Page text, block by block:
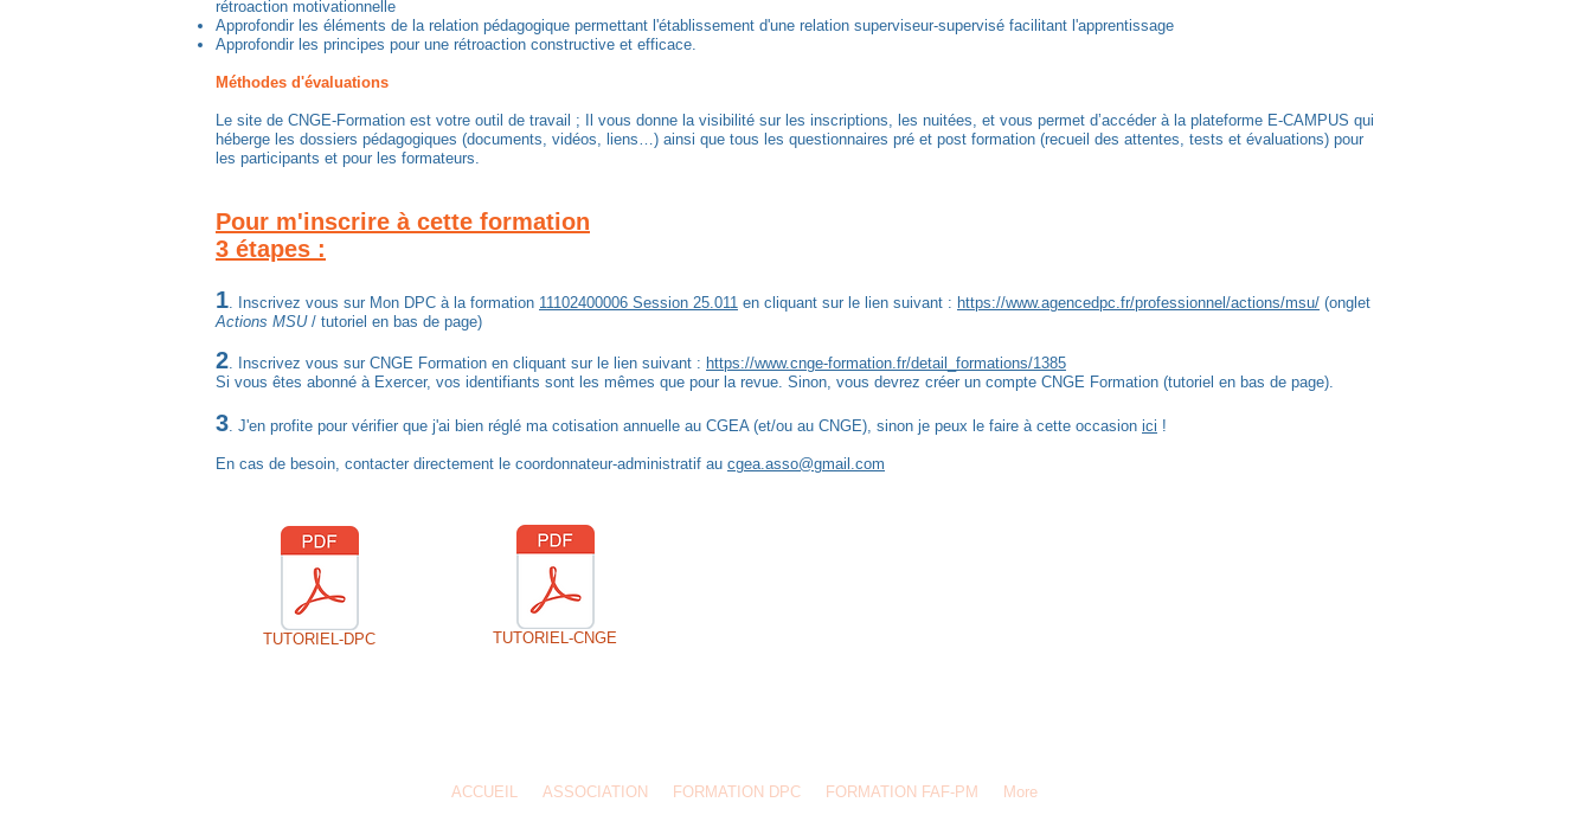
rétroaction motivationnelle
Approfondir les éléments de la relation pédagogique permettant l'établissement d'une relation superviseur-supervisé facilitant l'apprentissage
Approfondir les principes pour une rétroaction constructive et efficace.
Méthodes d'évaluations
Le site de CNGE-Formation est votre outil de travail ; Il vous donne la visibilité sur les inscriptions, les nuitées, et vous permet d’accéder à la plateforme E-CAMPUS qui
héberge les dossiers pédagogiques (documents, vidéos, liens…) ainsi que tous les questionnaires pré et post formation (recueil des attentes, tests et évaluations) pour
les participants et pour les formateurs.
Pour m'inscrire à cette formation
3 étapes :
1. Inscrivez vous sur Mon DPC à la formation 11102400006 Session 25.011 en cliquant sur le lien suivant : https://www.agencedpc.fr/professionnel/actions/msu/ (onglet
Actions MSU/ tutoriel en bas de page)
2. Inscrivez vous sur CNGE Formation en cliquant sur le lien suivant : https://www.cnge-formation.fr/detail_formations/1385
Si vous êtes abonné à Exercer, vos identifiants sont les mêmes que pour la revue. Sinon, vous devrez créer un compte CNGE Formation (tutoriel en bas de page).
3. J'en profite pour vérifier que j'ai bien réglé ma cotisation annuelle au CGEA (et/ou au CNGE), sinon je peux le faire à cette occasion ici !
En cas de besoin, contacter directement le coordonnateur-administratif au cgea.asso@gmail.com
TUTORIEL-DPC TUTORIEL-CNGE
ACCUEIL ASSOCIATION FORMATION DPC FORMATION FAF-PM More